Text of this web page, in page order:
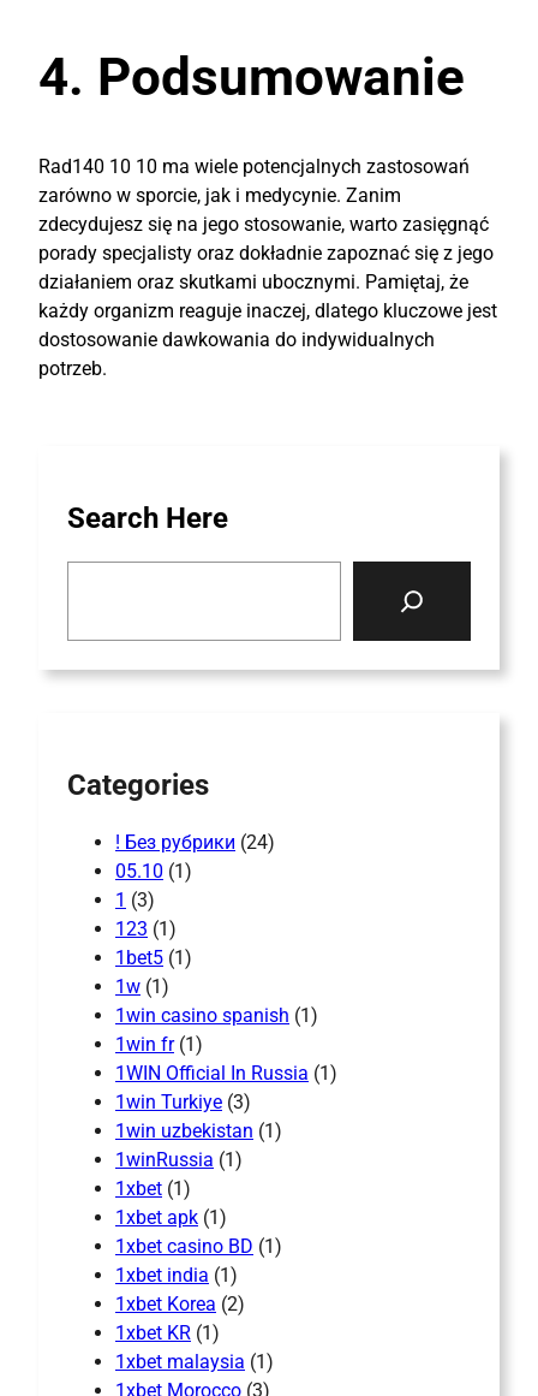
4. Podsumowanie
Rad140 10 10 ma wiele potencjalnych zastosowań
zarówno w sporcie, jak i medycynie. Zanim
zdecydujesz się na jego stosowanie, warto zasięgnąć
porady specjalisty oraz dokładnie zapoznać się z jego
działaniem oraz skutkami ubocznymi. Pamiętaj, że
każdy organizm reaguje inaczej, dlatego kluczowe jest
dostosowanie dawkowania do indywidualnych
potrzeb.
Search Here
Categories
! Без рубрики (24)
05.10 (1)
1 (3)
123 (1)
1bet5 (1)
1w (1)
1win casino spanish (1)
1win fr(1)
1WIN Official In Russia (1)
1win Turkiye (3)
1win uzbekistan (1)
1winRussia (1)
1xbet (1)
1xbet apk (1)
1xbet casino BD (1)
1xbet india (1)
1xbet Korea (2)
1xbet KR (1)
1xbet malaysia (1)
1xbet Morocco (3)